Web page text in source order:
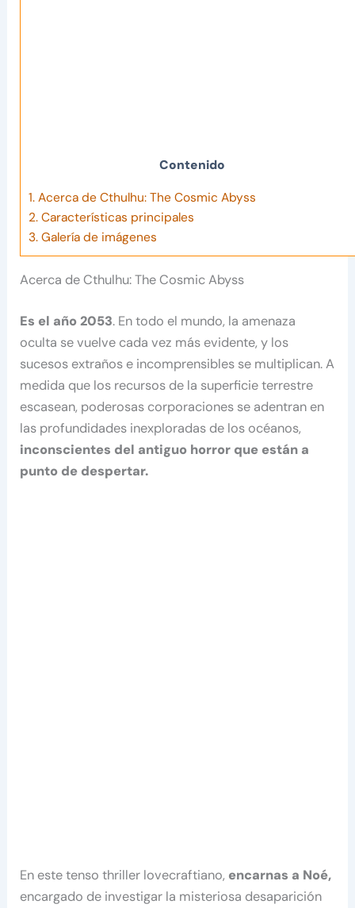
Contenido
1. Acerca de Cthulhu: The Cosmic Abyss
2. Características principales
3. Galería de imágenes
Acerca de Cthulhu: The Cosmic Abyss
Es el año 2053. En todo el mundo, la amenaza
oculta se vuelve cada vez más evidente, y los
sucesos extraños e incomprensibles se multiplican. A
medida que los recursos de la superficie terrestre
escasean, poderosas corporaciones se adentran en
las profundidades inexploradas de los océanos,
inconscientes del antiguo horror que están a
punto de despertar.
En este tenso thriller lovecraftiano, encarnas a Noé,
encargado de investigar la misteriosa desaparición